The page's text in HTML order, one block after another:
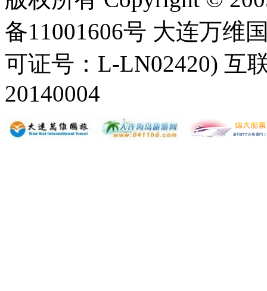
备11001606号 大连万维
可证号：L-LN02420) 互
20140004